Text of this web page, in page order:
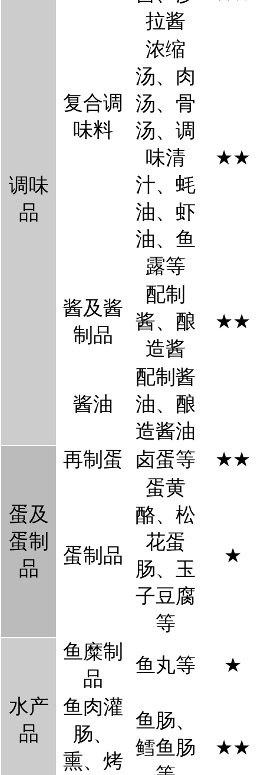
调味
品
复合调
味料
拉酱
浓缩
汤、肉
汤、骨
汤、调
味清
汁、蚝
油、虾
油、鱼
露等
★★
酱及酱
制品
配制
酱、酿
造酱
★★
酱油
配制酱
油、酿
造酱油
蛋及
蛋制
品
再制蛋 卤蛋等 ★★
蛋制品
蛋黄
酪、松
花蛋
肠、玉
子豆腐
等
★
水产
品
鱼糜制
品
鱼丸等
★
鱼肉灌
肠、
熏、烤
鱼肠、
鳕鱼肠
★★